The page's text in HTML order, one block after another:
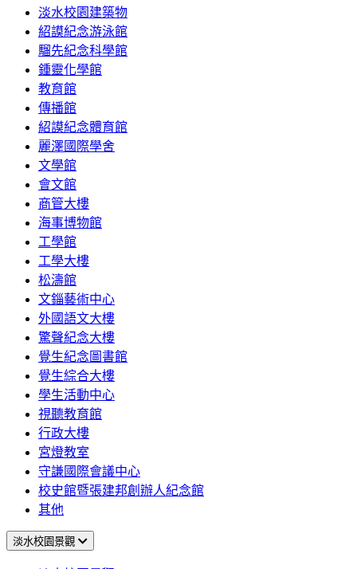
淡水校園建築物
紹謨紀念游泳館
騮先紀念科學館
鍾靈化學館
教育館
傳播館
紹謨紀念體育館
麗澤國際學舍
文學館
會文館
商管大樓
海事博物館
工學館
工學大樓
松濤館
文錙藝術中心
外國語文大樓
驚聲紀念大樓
覺生紀念圖書館
覺生綜合大樓
學生活動中心
視聽教育館
行政大樓
宮燈教室
守謙國際會議中心
校史館暨張建邦創辦人紀念館
其他
淡水校園景觀